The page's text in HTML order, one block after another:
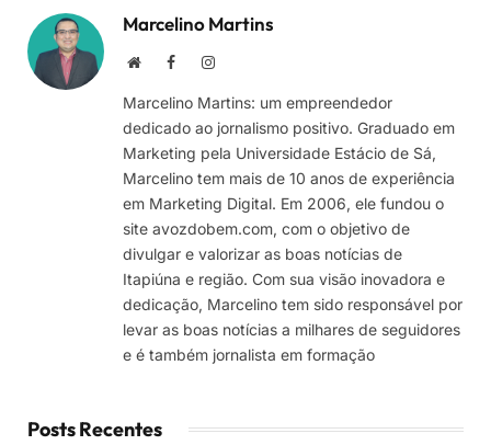
Marcelino Martins
Site FacebookInstagram
Marcelino Martins: um empreendedor
dedicado ao jornalismo positivo. Graduado em
Marketing pela Universidade Estácio de Sá,
Marcelino tem mais de 10 anos de experiência
em Marketing Digital. Em 2006, ele fundou o
site avozdobem.com, com o objetivo de
divulgar e valorizar as boas notícias de
Itapiúna e região. Com sua visão inovadora e
dedicação, Marcelino tem sido responsável por
levar as boas notícias a milhares de seguidores
e é também jornalista em formação
Posts Recentes